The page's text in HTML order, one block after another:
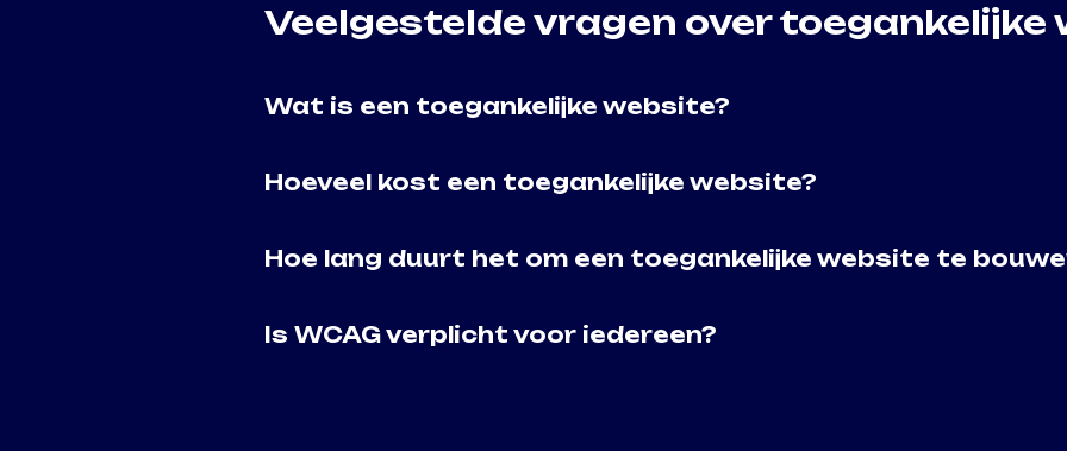
Veelgestelde vragen over toegankelijke
Wat is een toegankelijke website?
Hoeveel kost een toegankelijke website?
Hoe lang duurt het om een toegankelijke website te
Is WCAG verplicht voor iedereen?